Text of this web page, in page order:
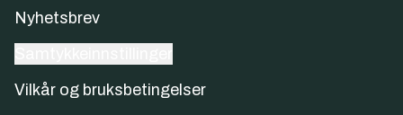
Nyhetsbrev
Vilkår og bruksbetingelser